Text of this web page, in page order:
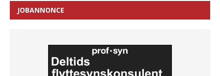
JOBANNONCE